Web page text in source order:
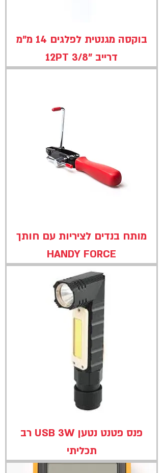
בוקסה מגנטית לפלגים 14 מ"מ
דרייב "3/8 12PT
מותח בנדים לציריות עם חותך
HANDY FORCE
פנס פטנט נטען USB 3W רב
תכליתי